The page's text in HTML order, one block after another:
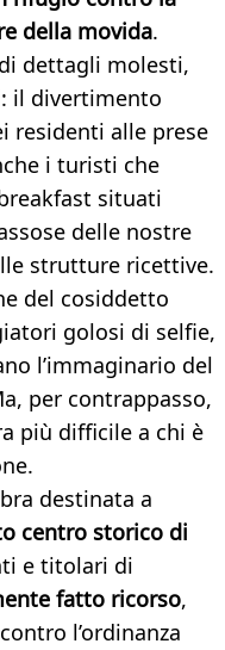
della movida.
dettagli molesti,
il divertimento
residenti alle prese
i turisti che
situati
delle nostre
strutture ricettive.
del cosiddetto
golosi di selfie,
l’immaginario del
per contrappasso,
più difficile a chi è
destinata a
centro storico di
e titolari di
fatto ricorso,
l’ordinanza